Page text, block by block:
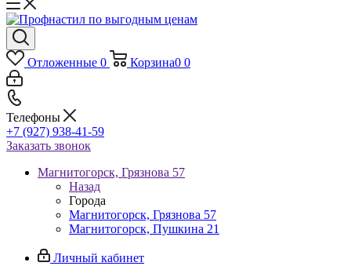
Отложенные 0 Корзина0 0
Телефоны
+7 (927) 938-41-59
Заказать звонок
Магнитогорск, Грязнова 57
Назад
Города
Магнитогорск, Грязнова 57
Магнитогорск, Пушкина 21
Личный кабинет